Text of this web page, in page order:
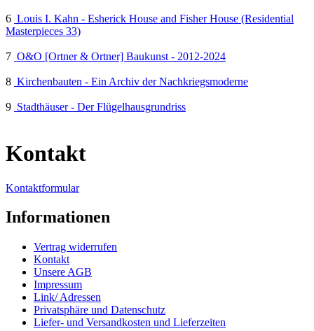
6 Louis I. Kahn - Esherick House and Fisher House (Residential
Masterpieces 33)
7 O&O [Ortner & Ortner] Baukunst - 2012-2024
8 Kirchenbauten - Ein Archiv der Nachkriegsmoderne
9 Stadthäuser - Der Flügelhausgrundriss
Kontakt
Kontaktformular
Informationen
Vertrag widerrufen
Kontakt
Unsere AGB
Impressum
Link/ Adressen
Privatsphäre und Datenschutz
Liefer- und Versandkosten und Lieferzeiten